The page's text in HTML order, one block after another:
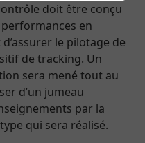
doit être conçu
en
le pilotage de
de tracking. Un
sera mené tout au
d’un jumeau
par la
qui sera réalisé.